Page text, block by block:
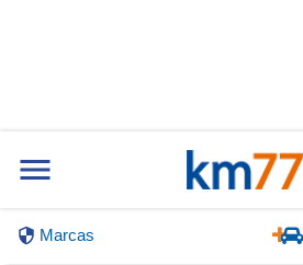
Marcas